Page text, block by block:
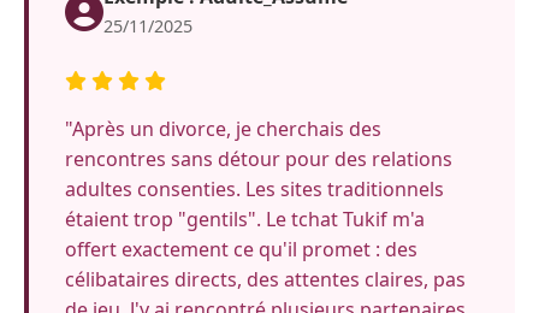
25/11/2025
"Après un divorce, je cherchais des
rencontres sans détour pour des relations
adultes consenties. Les sites traditionnels
étaient trop "gentils". Le tchat Tukif m'a
offert exactement ce qu'il promet : des
célibataires directs, des attentes claires, pas